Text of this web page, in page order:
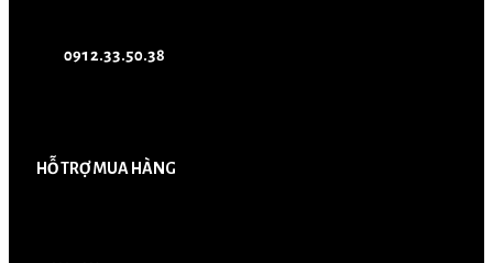
0912.33.50.38
HỖ TRỢ MUA HÀNG